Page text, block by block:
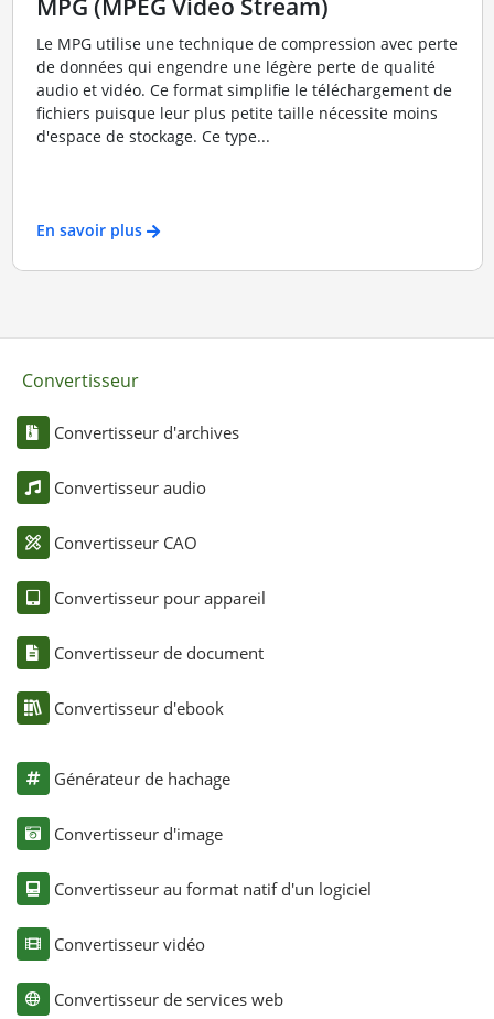
MPG (MPEG Video Stream)
Le MPG utilise une technique de compression avec perte
de données qui engendre une légère perte de qualité
audio et vidéo. Ce format simplifie le téléchargement de
fichiers puisque leur plus petite taille nécessite moins
d'espace de stockage. Ce type...
En savoir plus
Convertisseur
Convertisseur d'archives
Convertisseur audio
Convertisseur CAO
Convertisseur pour appareil
Convertisseur de document
Convertisseur d'ebook
Générateur de hachage
Convertisseur d'image
Convertisseur au format natif d'un logiciel
Convertisseur vidéo
Convertisseur de services web